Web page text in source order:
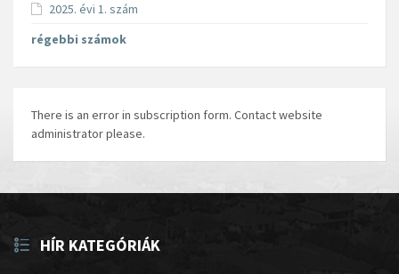
2025. évi 1. szám
régebbi számok
There is an error in subscription form. Contact website
administrator please.
HÍR KATEGÓRIÁK